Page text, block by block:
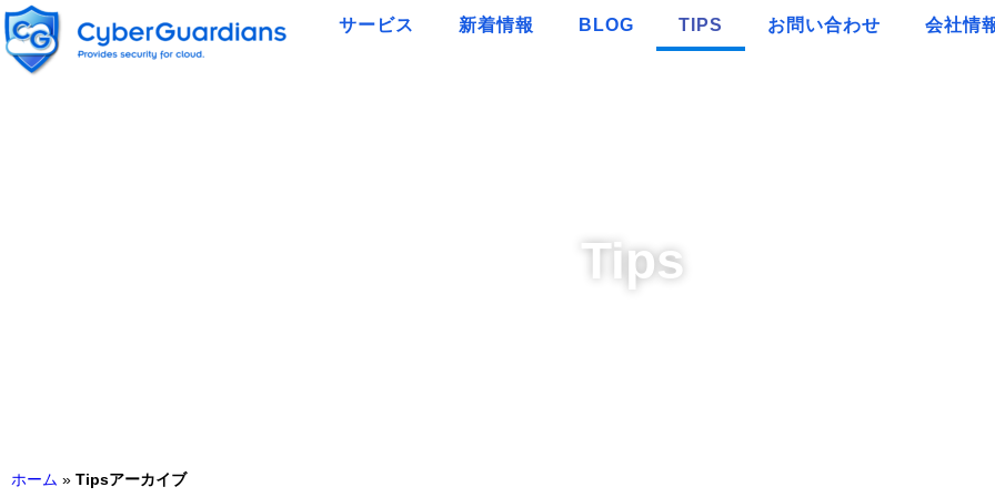
サービス 新着情報 BLOG TIPS お問い合わせ 会社情
Tips
ホーム » Tipsアーカイブ